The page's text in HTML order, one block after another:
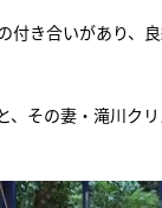
付き合いがあり、
、その妻・滝川ク